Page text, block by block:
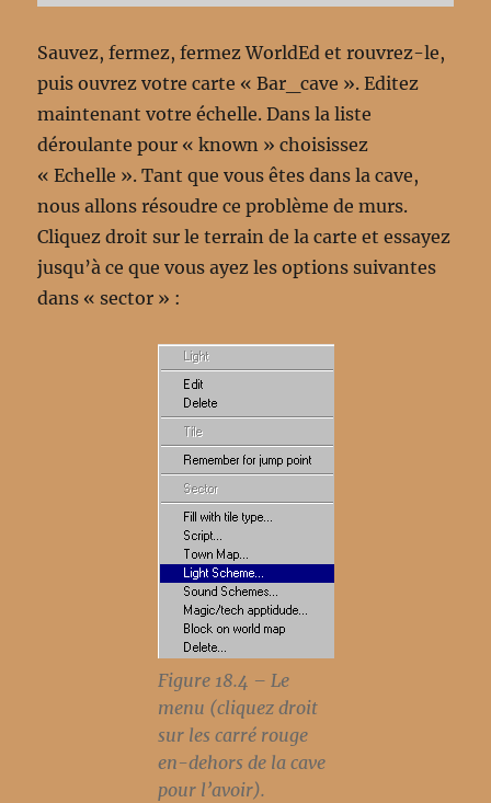
Sauvez, fermez, fermez WorldEd et rouvrez-le,
puis ouvrez votre carte « Bar_cave ». Editez
maintenant votre échelle. Dans la liste
déroulante pour « known » choisissez
« Echelle ». Tant que vous êtes dans la cave,
nous allons résoudre ce problème de murs.
Cliquez droit sur le terrain de la carte et essayez
jusqu’à ce que vous ayez les options suivantes
dans « sector » :
Figure 18.4 – Le
menu (cliquez droit
sur les carré rouge
en-dehors de la cave
pour l’avoir).